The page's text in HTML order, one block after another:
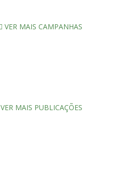
VER MAIS CAMPANHAS
VER MAIS PUBLICAÇÕES